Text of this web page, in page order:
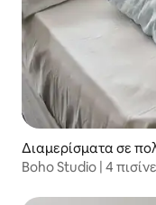
Διαμερίσματα σε
πουργκάς
Boho Studio | 4